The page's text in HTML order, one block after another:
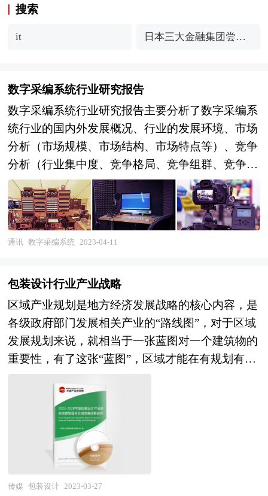
搜索
it 日本三大金融集团尝试
数字采编系统行业研究报告
数字采编系统行业研究报告主要分析了数字采编系
统行业的国内外发展概况、行业的发展环境、市场
分析（市场规模、市场结构、市场特点等）、竞争
分析（行业集中度、竞争格局、竞争组群、竞争因
素等）、产品价格分析、用户分析、替代品和互补
品分析、行业主导驱动因素、行业渠道分析、行业
赢利能力、行业成长性、行业偿债能力、行业营运
能力、数字采编系统行业重点企业分析、子行业分
面、严谨，分析内容客观、公正、系统，真实准确
地反映了我国数字采编系统行业的市场发展现状和
未来发展趋势。 本研究咨询报告由中研普华咨询
公司领衔撰写，在大量周密的市场调研基础上，主
要依据了国家统计局、国家商务部、国家发改委、
业信息中心、中国经济景气监测中心、中国行业研
究网、全国及海外多种相关报刊杂志的基础信息以
及专业研究单位等公布和提供的大量资料。对我国
数字采编系统行业作了详尽深入的分析，是企业进
行市场研究工作时不可或缺的重要参考资料，同时
也可作为金融机构进行信贷分析、证券分析、投资
通讯 数字采编系统 2023-04-11
包装设计行业产业战略
区域产业规划是地方经济发展战略的核心内容，是
各级政府部门发展相关产业的“路线图”，对于区域
发展规划来说，就相当于一张蓝图对一个建筑物的
重要性，有了这张“蓝图”，区域才能在有规划有计
划的基础上进行更好的区域建设。特定区域内某个
产业的快速健康发展有赖于当地政府以前瞻性的眼
光拟定科学合理的发展规划，特别是一些战略性新
兴产业更需要地方政府制定切实可行的扶持和培育
规划。通过区域产业规划来确定地方经济发展的产
业支撑体系，为招商工作确定方向和框架。我们针
对各大城市、区县镇等区域的产业发展规划，将围
传媒 包装设计 2023-03-27